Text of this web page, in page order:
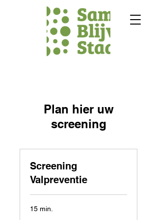
Plan hier uw
screening
Screening
Valpreventie
15 min.